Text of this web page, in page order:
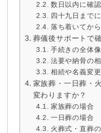
数日以内に確
四十九日まで
落ち着いてか
葬儀後サポートで
手続きの全体
法要や納骨の
相続や名義変
家族葬・一日葬・
変わりますか？
家族葬の場合
一日葬の場合
火葬式・直葬